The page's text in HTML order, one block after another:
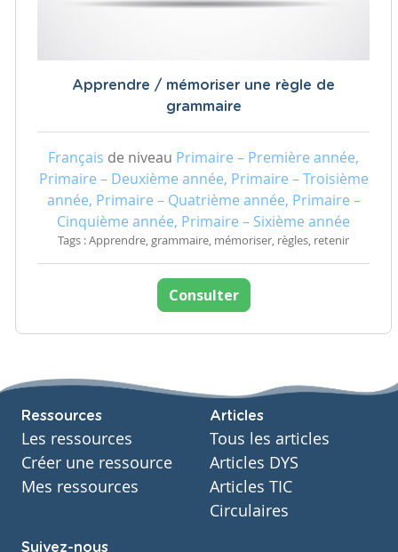
Apprendre / mémoriser une règle de
grammaire
Français de niveau Primaire – Première année,
Primaire – Deuxième année, Primaire – Troisième
année, Primaire – Quatrième année, Primaire –
Cinquième année, Primaire – Sixième année
Tags : Apprendre, grammaire, mémoriser, règles, retenir
Consulter
Ressources
Les ressources
Créer une ressource
Mes ressources
Articles
Tous les articles
Articles DYS
Articles TIC
Circulaires
Suivez-nous